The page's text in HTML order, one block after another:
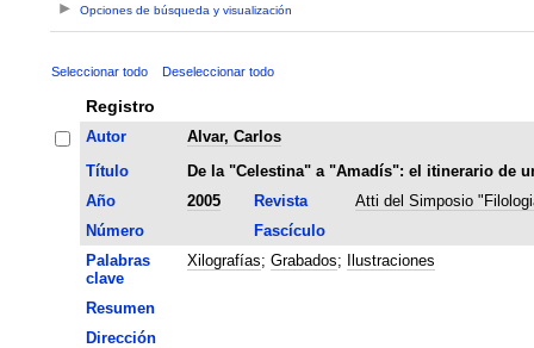
Opciones de búsqueda y visualización
Seleccionar todo Deseleccionar todo
Registro
Autor
Alvar, Carlos
Título
De la "Celestina" a "Amadís": el itinerario de
Año
2005 Revista
Atti del Simposio
Número
Fascículo
Palabras
clave
Xilografías; Grabados; Ilustraciones
Resumen
Dirección